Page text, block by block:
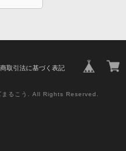
取引法に基づく表記
るこう. All Rights Reserved.